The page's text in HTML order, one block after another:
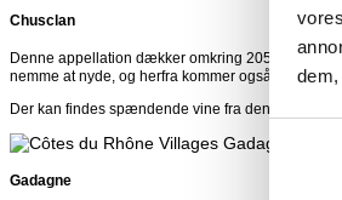
Chusclan
Denne appellation dækker omkring 205 hektar,
nemme at nyde, og herfra kommer også en reet
Der kan findes spændende vine fra denne
Gadagne